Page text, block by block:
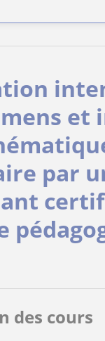
et
par
des cours